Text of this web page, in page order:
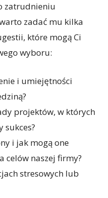
zatrudnieniu
zadać mu kilka
które mogą Ci
wyboru:
i umiejętności
projektów, w których
sukces?
i jak mogą one
celów naszej firmy?
stresowych lub